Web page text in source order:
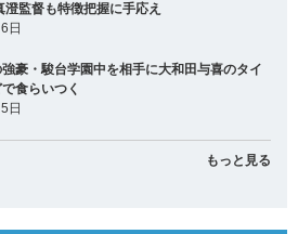
澄監督も特徴把握に手応え
日
豪・駿台学園中を相手に大和田与喜のタイ
食らいつく
日
もっと見る